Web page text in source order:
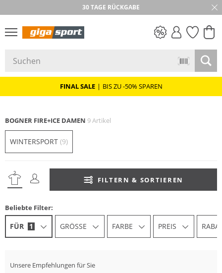
30 TAGE RÜCKGABE
FINAL SALE | BIS ZU -50% SPAREN
BOGNER FIRE+ICE DAMEN 9 Artikel
WINTERSPORT (9)
FILTERN & SORTIEREN
Beliebte Filter:
FÜR 1 GRÖSSE FARBE PREIS
Unsere Empfehlungen für Sie
Wasserfest